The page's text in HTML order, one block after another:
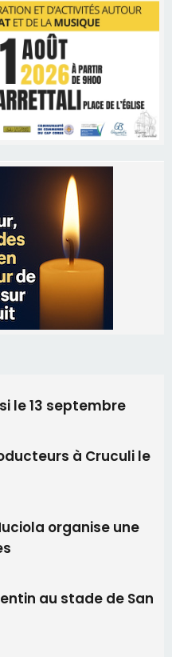
le 13 septembre
à Cruculi le
organise une
au stade de San